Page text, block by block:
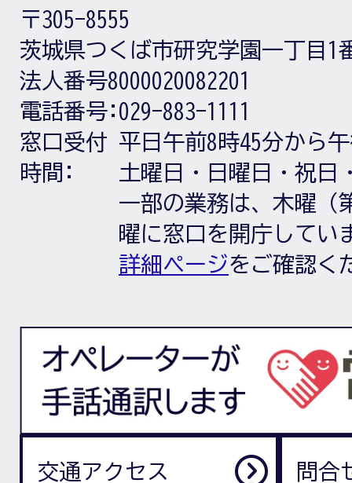
〒305-8555
茨城県つくば市研究学園一丁目1
法人番号8000020082201
電話番号: 029-883-1111
窓口受付
時間:
平日午前8時45分から
土曜日・日曜日・祝日
一部の業務は、木曜（
曜に窓口を開庁してい
詳細ページをご確認く
交通アクセス 問合